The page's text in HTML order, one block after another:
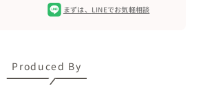
まずは、 LINEでお気軽相談
Produced By